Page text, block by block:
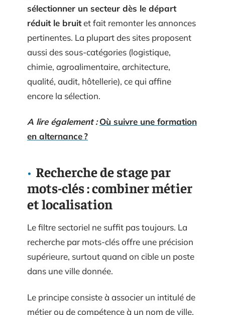
sélectionner un secteur dès le départ
réduit le bruitet fait remonter les annonces
pertinentes. La plupart des sites proposent
aussi des sous-catégories (logistique,
chimie, agroalimentaire, architecture,
qualité, audit, hôtellerie), ce qui affine
encore la sélection.
A lire également : Où suivre une formation
en alternance ?
Recherche de stage par
mots-clés : combiner métier
et localisation
Le filtre sectoriel ne suffit pas toujours. La
recherche par mots-clés offre une précision
supérieure, surtout quand on cible un poste
dans une ville donnée.
Le principe consiste à associer un intitulé de
métier ou de compétence à un nom de ville.